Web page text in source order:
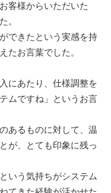
客様からいただいた
。
できたという実感を持
たお言葉でした。
にあたり、仕様調整を
ムですね」というお言
あるものに対して、温
が、とても印象に残っ
いう気持ちがシステム